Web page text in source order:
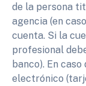
de la persona
agencia (en
cuenta. Si la
profesional
banco). En
electrónico